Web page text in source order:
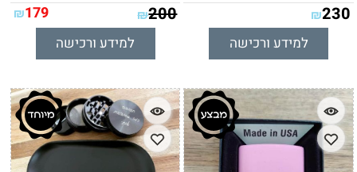
₪230
למידע ורכישה
₪200
₪179
למידע ורכישה